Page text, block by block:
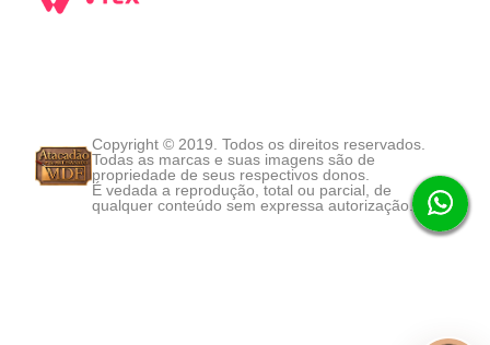
Copyright © 2019. Todos os direitos reservados.
Todas as marcas e suas imagens são de
propriedade de seus respectivos donos.
É vedada a reprodução, total ou parcial, de
qualquer conteúdo sem expressa autorização.